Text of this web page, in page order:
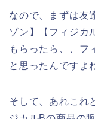
なので、まずは
ゾン】【フィジ
もらったら、、フ
と思ったんですよ
そして、あれこれ